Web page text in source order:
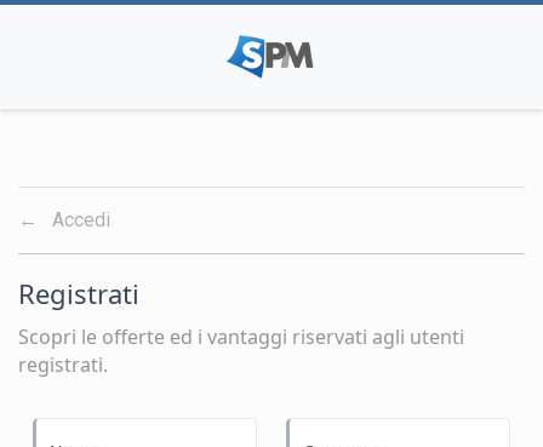
← Accedi
Registrati
Scopri le offerte ed i vantaggi riservati agli utenti
registrati.